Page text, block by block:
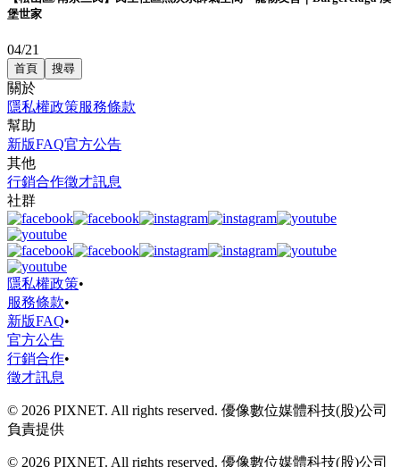
堡世家
04/21
首頁 搜尋
關於
隱私權政策服務條款
幫助
新版FAQ官方公告
其他
行銷合作徵才訊息
社群
隱私權政策•
服務條款•
新版FAQ•
官方公告
行銷合作•
徵才訊息
© 2026 PIXNET. All rights reserved. 優像數位媒體科技(股)公司
負責提供
© 2026 PIXNET. All rights reserved. 優像數位媒體科技(股)公司